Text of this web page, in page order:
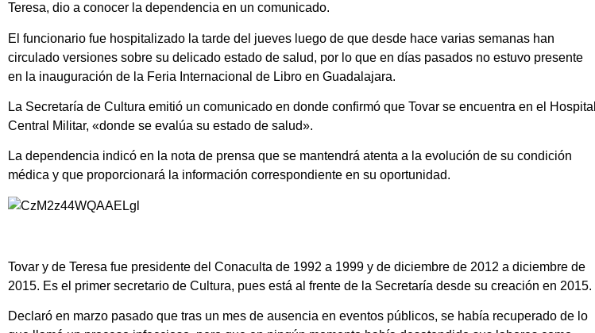
Teresa, dio a conocer la dependencia en un comunicado.
El funcionario fue hospitalizado la tarde del jueves luego de que desde hace varias semanas han
circulado versiones sobre su delicado estado de salud, por lo que en días pasados no estuvo presente
en la inauguración de la Feria Internacional de Libro en Guadalajara.
La Secretaría de Cultura emitió un comunicado en donde confirmó que Tovar se encuentra en el Hospital
Central Militar, «donde se evalúa su estado de salud».
La dependencia indicó en la nota de prensa que se mantendrá atenta a la evolución de su condición
médica y que proporcionará la información correspondiente en su oportunidad.
Tovar y de Teresa fue presidente del Conaculta de 1992 a 1999 y de diciembre de 2012 a diciembre de
2015. Es el primer secretario de Cultura, pues está al frente de la Secretaría desde su creación en 2015.
Declaró en marzo pasado que tras un mes de ausencia en eventos públicos, se había recuperado de lo